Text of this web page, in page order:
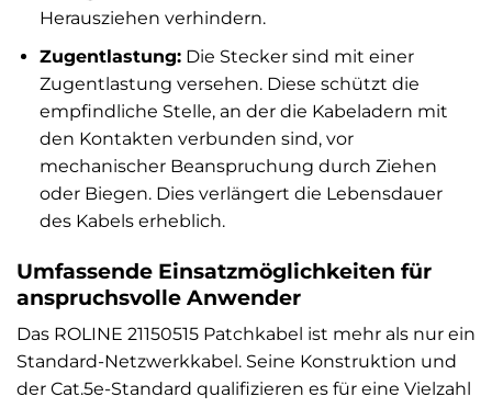
Herausziehen verhindern.
Zugentlastung:Die Stecker sind mit einer
Zugentlastung versehen. Diese schützt die
empfindliche Stelle, an der die Kabeladern mit
den Kontakten verbunden sind, vor
mechanischer Beanspruchung durch Ziehen
oder Biegen. Dies verlängert die Lebensdauer
des Kabels erheblich.
Umfassende Einsatzmöglichkeiten für
anspruchsvolle Anwender
Das ROLINE 21150515 Patchkabel ist mehr als nur ein
Standard-Netzwerkkabel. Seine Konstruktion und
der Cat.5e-Standard qualifizieren es für eine Vielzahl